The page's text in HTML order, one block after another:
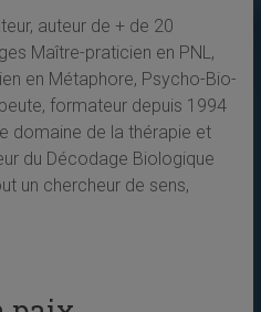
auteur de + de 20
Maître-praticien en PNL,
en Métaphore, Psycho-Bio-
formateur depuis 1994
domaine de la thérapie et
du Décodage Biologique
un chercheur de sens,